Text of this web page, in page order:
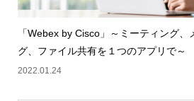
「Webex by Cisco」～ミーティング
グ、ファイル共有を１つのアプリで～
2022.01.24